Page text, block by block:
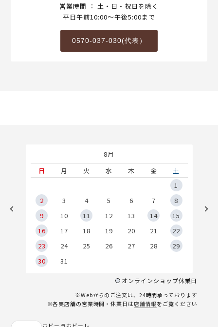
営業時間 ： 土・日・祝日を除く
平日午前10:00～午後5:00まで
0570-037-030(代表）
8月
日
月 火 水 木 金
土
1
2
3 4 5 6 7
8
9
10 11 12 13 14
15
16
17 18 19 20 21
22
23
24 25 26 27 28
29
30
31
オンラインショップ休業日
※Webからのご注文は、24時間承っております
※各実店舗の営業時間・休業日は店舗情報をご覧ください